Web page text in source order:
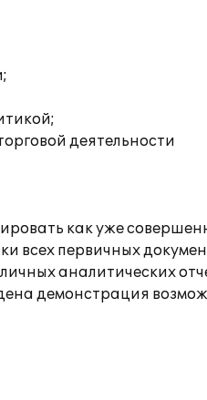
деятельности
как уже
всех первичных
аналитических
демонстрация